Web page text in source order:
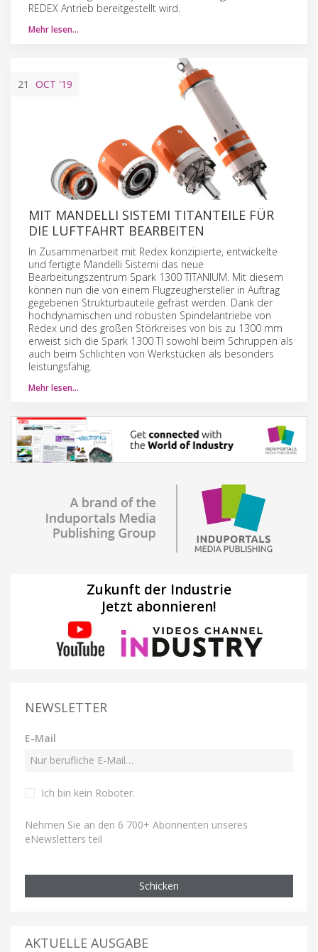
REDEX Antrieb bereitgestellt wird.
Mehr lesen…
21 OCT '19
MIT MANDELLI SISTEMI TITANTEILE FÜR
DIE LUFTFAHRT BEARBEITEN
In Zusammenarbeit mit Redex konzipierte, entwickelte
und fertigte Mandelli Sistemi das neue
Bearbeitungszentrum Spark 1300 TITANIUM. Mit diesem
können nun die von einem Flugzeughersteller in Auftrag
gegebenen Strukturbauteile gefräst werden. Dank der
hochdynamischen und robusten Spindelantriebe von
Redex und des großen Störkreises von bis zu 1300 mm
erweist sich die Spark 1300 TI sowohl beim Schruppen als
auch beim Schlichten von Werkstücken als besonders
leistungsfähig.
Mehr lesen…
Zukunft der Industrie
Jetzt abonnieren!
NEWSLETTER
E-Mail
Ich bin kein Roboter.
Nehmen Sie an den 6 700+ Abonnenten unseres
eNewsletters teil
Schicken
AKTUELLE AUSGABE